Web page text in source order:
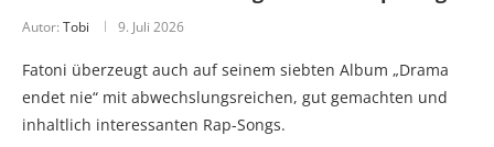
Autor: Tobi 9. Juli 2026
Fatoni überzeugt auch auf seinem siebten Album „Drama
endet nie“ mit abwechslungsreichen, gut gemachten und
inhaltlich interessanten Rap-Songs.